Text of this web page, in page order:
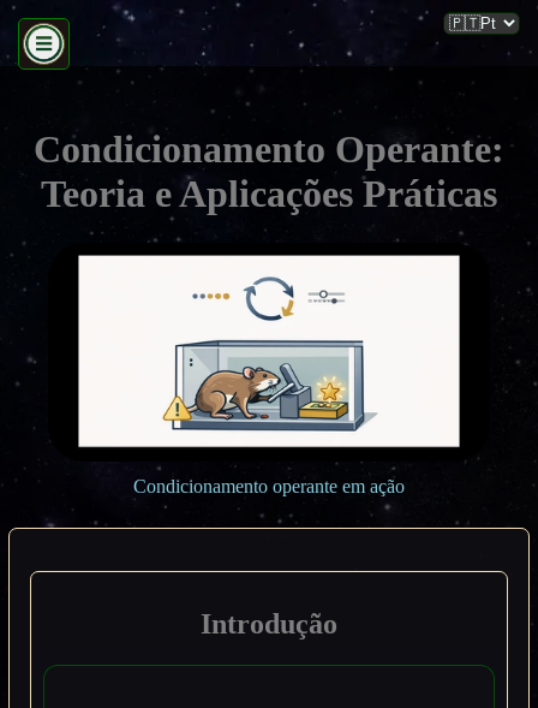
Condicionamento Operante:
Teoria e Aplicações Práticas
Condicionamento operante em ação
Introdução